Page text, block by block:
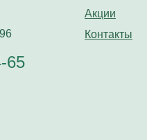
Акции
Контакты
65